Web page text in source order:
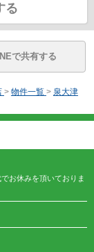
る
で共有する
> 物件一覧 > 泉大津
お休みを頂いておりま